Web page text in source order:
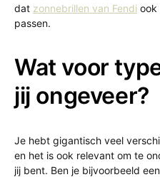
dat zonnebrillen van Fendi ook
passen.
Wat voor
jij ongeveer?
Je hebt gigantisch veel
en het is ook relevant om te
jij bent. Ben je bijvoorbeeld